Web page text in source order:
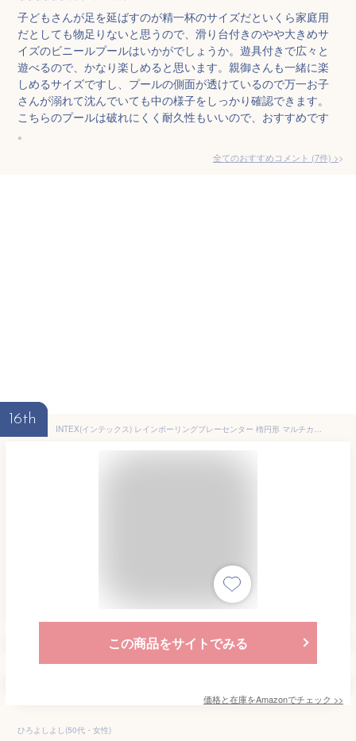
子どもさんが足を延ばすのが精一杯のサイズだといくら家庭用
だとしても物足りないと思うので、滑り台付きのやや大きめサ
イズのビニールプールはいかがでしょうか。遊具付きで広々と
遊べるので、かなり楽しめると思います。親御さんも一緒に楽
しめるサイズですし、プールの側面が透けているので万一お子
さんが溺れて沈んでいても中の様子をしっかり確認できます。
こちらのプールは破れにくく耐久性もいいので、おすすめです
。
全てのおすすめコメント (7件) >
16th
INTEX(インテックス) レインボーリングプレーセンター 楕円形 マルチカラー 297×193×135cm 57453 [日本正規品] ME-7019
この商品をサイトでみる
価格と在庫をAmazonでチェック >>
ひろよしよし(50代・女性)